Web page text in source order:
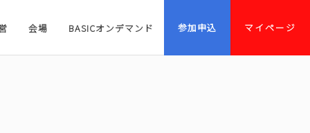
会場 BASICオンデマンド 参加申込 マイページ